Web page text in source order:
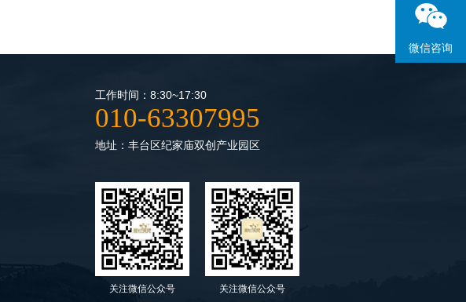
微信咨询
工作时间：8:30~17:30
010-63307995
地址：丰台区纪家庙双创产业园区
关注微信公众号 关注微信公众号